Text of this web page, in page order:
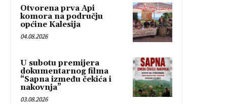
Otvorena prva Api
komora na području
općine Kalesija
04.08.2026
U subotu premijera
dokumentarnog filma
“Sapna između čekića i
nakovnja”
03.08.2026